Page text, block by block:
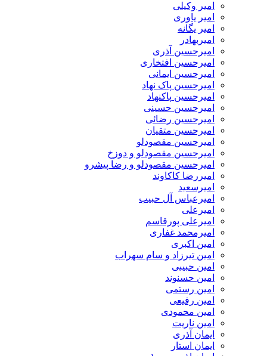
امیر وکیلی
امیر یاوری
امیر یگانه
امیربهادر
امیرحسین آذری
امیرحسین افتخاری
امیرحسین ایمانی
امیرحسین پاک نهاد
امیرحسین پاکنهاد
امیرحسین حسینی
امیرحسین رضائی
امیرحسین متقیان
امیرحسین مقصودلو
امیرحسین مقصودلو و دوزخ
امیرحسین مقصودلو و رضا پیشرو
امیررضا کاکاوند
امیرسعید
امیرعباس آل حبیب
امیرعلی
امیرعلی پورقاسم
امیرمحمد غفاری
امین اکبری
امین تیرزاد و سام سهراب
امین حبیبی
امین حسنوند
امین رستمی
امین رفیعی
امین محمودی
امین ناریت
ایمان آذری
ایمان استار